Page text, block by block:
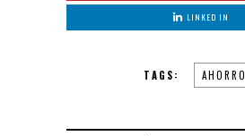
LINKED IN
TAGS: AHORRO